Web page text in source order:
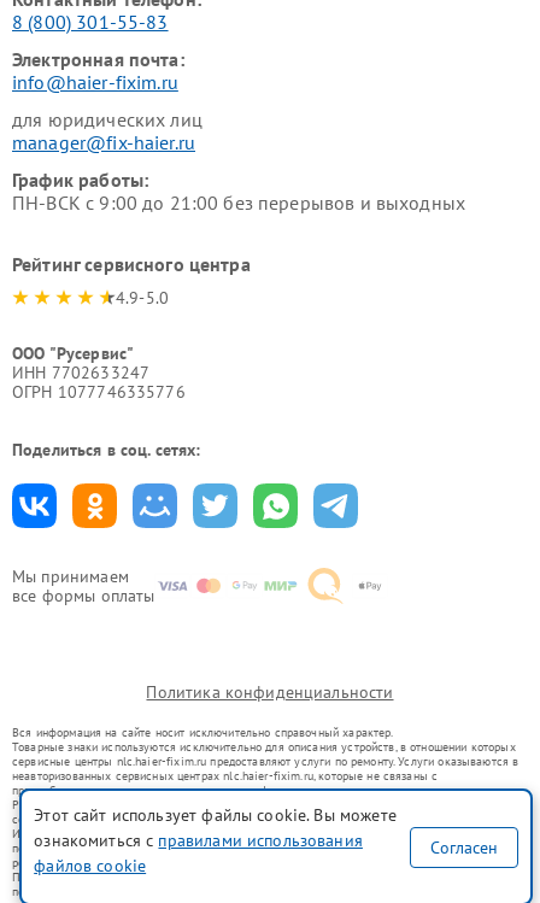
Мы принимаем
все формы оплаты
8 (800) 301-55-83
Электронная почта:
info@haier-fixim.ru
для юридических лиц
manager@fix-haier.ru
График работы:
ПН-ВСК с 9:00 до 21:00 без перерывов и выходных
Рейтинг сервисного центра
4.9-5.0
ООО "Русервис"
ИНН 7702633247
ОГРН 1077746335776
Поделиться в соц. сетях:
Политика конфиденциальности
Вся информация на сайте носит исключительно справочный характер.
Товарные знаки используются исключительно для описания устройств, в отношении которых
сервисные центры nlc.haier-fixim.ru предоставляют услуги по ремонту. Услуги оказываются в
неавторизованных сервисных центрах nlc.haier-fixim.ru, которые не связаны с
правообладателями товарных знаков или их официальными представителями.
Ремонт осуществляется для устройств, уже введенных в гражданский оборот в соответствии
со статьей 1487 ГК РФ.
Использование товарных знаков не преследует цели индивидуализации услуг или введения
потребителей в заблуждение, а служит для информирования о предоставляемых услугах по
ремонту техники указанных брендов.
Представленная на сайте информация не является публичной офертой, определяемой
положениями Статьи 437(2) Гражданского кодекса РФ
Этот сайт использует файлы cookie. Вы можете
ознакомиться с правилами использования
файлов cookie
Согласен